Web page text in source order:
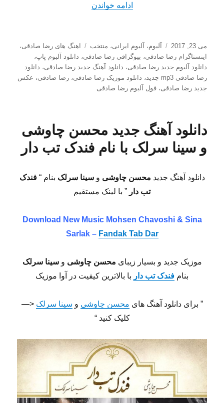
ادامه خواندن
ارسال
شده
در
می 23, 2017 دسته‌ها
آلبوم، آلبوم ایرانی، منتخب برچسب‌ها
اهنگ های رضا صادقی،
اینستاگرام رضا صادقی، بیوگرافی رضا صادقی، دانلود آلبوم پاپ،
دانلود آلبوم جدید رضا صادقی، دانلود آهنگ جدید رضا صادقی، دانلود
رضا صادقی mp3 جدید
، دانلود موزیک رضا صادقی،رضا صادقی، عکس
جدید رضا صادقی،فول آلبوم رضا صادقی
دانلود آهنگ جدید محسن چاوشی
و سینا سرلک با نام فندک تب دار
دانلود آهنگ جدید محسن چاوشی و سینا سرلک بنام “ فندک
تب دار ” با لینک مستقیم
Download New Music Mohsen Chavoshi & Sina
Sarlak – Fandak Tab Dar
موزیک جدید و بسیار زیبای محسن چاوشی و سینا سرلک
بنام فندک تب دار با بالاترین کیفیت در آوا موزیک
” برای دانلود آهنگ های محسن چاوشی و سینا سرلک <—
کلیک کنید “